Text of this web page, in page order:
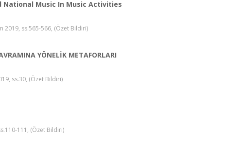
National Music In Music Activities
2019, ss.565-566, (Özet Bildiri)
YÖNELİK METAFORLARI
ss.30, (Özet Bildiri)
111, (Özet Bildiri)